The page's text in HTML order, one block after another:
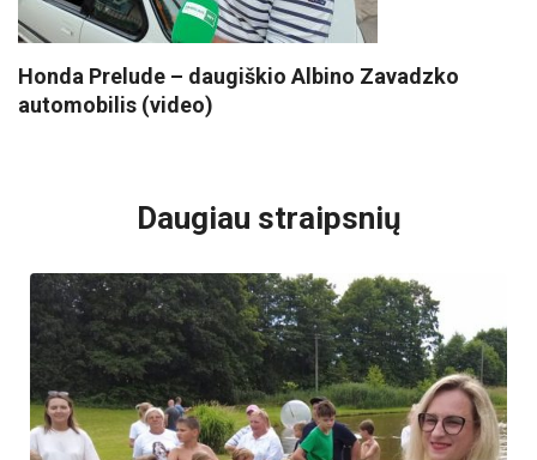
Honda Prelude – daugiškio Albino Zavadzko
automobilis (video)
Daugiau straipsnių